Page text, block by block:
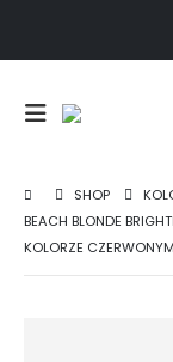
SHOP
BEACH BLONDE
KOLORZE CZERWONYM